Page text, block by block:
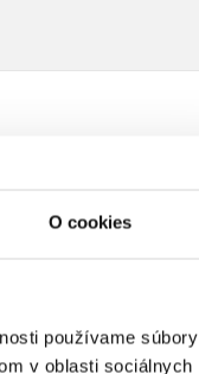
O cookies
používame súbory
v oblasti sociálnych